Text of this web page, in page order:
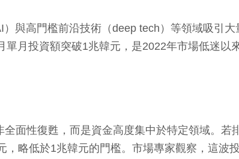
與高門檻前沿技術（deep tech）等領域吸引
月投資額突破1兆韓元，是2022年市場低迷以
面性復甦，而是資金高度集中於特定領域。
略低於1兆韓元的門檻。市場專家觀察，這波